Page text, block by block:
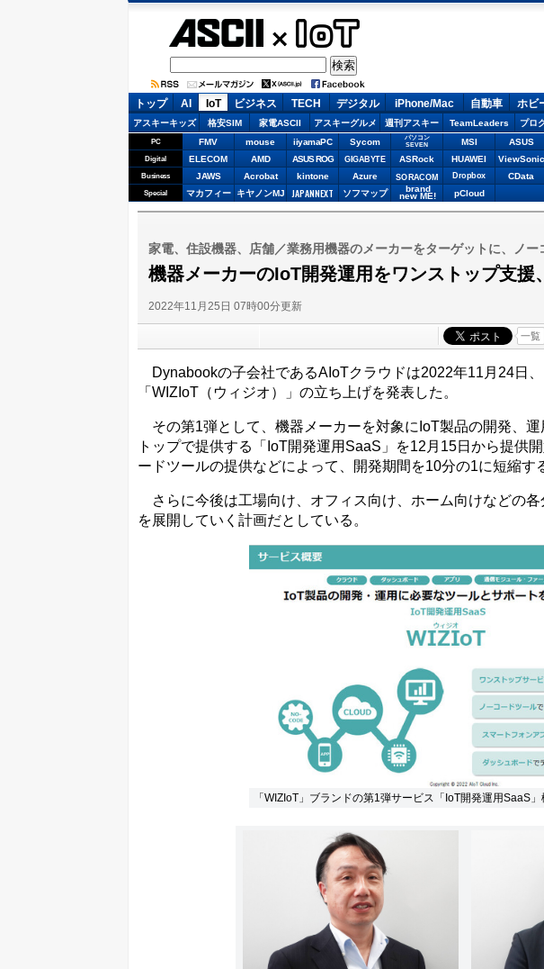
ASCII.jp IoT
トップ AI IoT ビジネス TECH デジタル iPhone/Mac 自動車 ホビ
アスキーキッズ 格安SIM 家電ASCII アスキーグルメ 週刊アスキー TeamLeaders プロ
PC FMV mouse iiyamaPC Sycom
パソコン
SEVEN
MSI ASUS
Digital ELECOM AMD ASUS ROG GIGABYTE ASRock HUAWEI ViewSonic
Business JAWS Acrobat kintone Azure SORACOM Dropbox CData
Special マカフィー キヤノンMJ JAPANNEXT ソフマップ brand
new ME! pCloud
家電、住設機器、店舗／業務用機器のメーカーをターゲットに、ノ
機器メーカーのIoT開発運用をワンストップ支援
2022年11月25日 07時00分更新
一覧
Dynabookの子会社であるAIoTクラウドは2022年11月24日
「WIZIoT（ウィジオ）」の立ち上げを発表した。
その第1弾として、機器メーカーを対象にIoT製品の開発、
トップで提供する「IoT開発運用SaaS」を12月15日から提供
ードツールの提供などによって、開発期間を10分の1に短縮す
さらに今後は工場向け、オフィス向け、ホーム向けなどの
を展開していく計画だとしている。
「WIZIoT」ブランドの第1弾サービス「IoT開発運用SaaS」